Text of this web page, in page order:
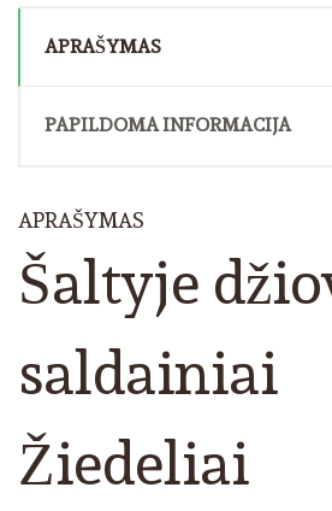
APRAŠYMAS
PAPILDOMA INFORMACIJA
APRAŠYMAS
Šaltyje
saldainiai
Žiedeliai